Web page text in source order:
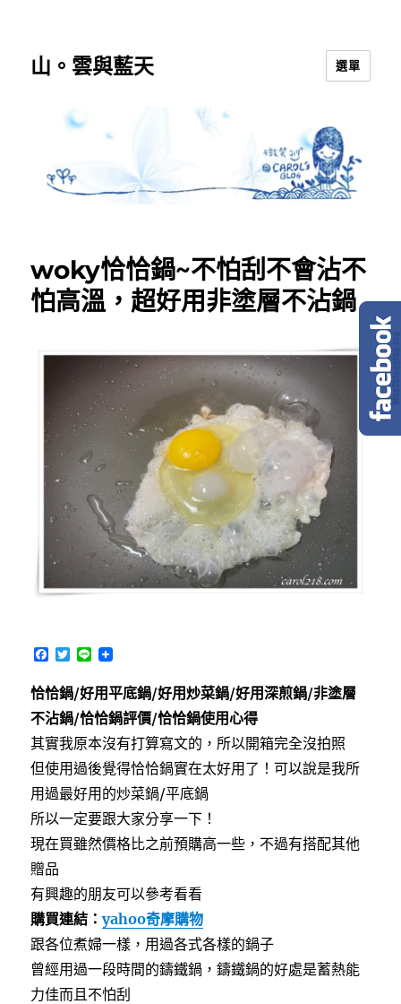
山。雲與藍天 選單
woky恰恰鍋~不怕刮不會沾不
怕高溫，超好用非塗層不沾鍋
F
c
e
b
o
o
k
T
i
t
t
e
r
L
n
e
恰恰鍋/好用平底鍋/好用炒菜鍋/好用深煎鍋/非塗層
不沾鍋/恰恰鍋評價/恰恰鍋使用心得
其實我原本沒有打算寫文的，所以開箱完全沒拍照
但使用過後覺得恰恰鍋實在太好用了！可以說是我所
用過最好用的炒菜鍋/平底鍋
所以一定要跟大家分享一下！
現在買雖然價格比之前預購高一些，不過有搭配其他
贈品
有興趣的朋友可以參考看看
購買連結：yahoo奇摩購物
跟各位煮婦一樣，用過各式各樣的鍋子
曾經用過一段時間的鑄鐵鍋，鑄鐵鍋的好處是蓄熱能
力佳而且不怕刮